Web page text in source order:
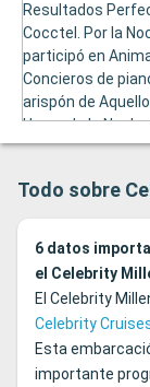
Resultados
Cocctel. Por la
participó en
Concieros de
arispón de
Horas de la
Acoge Subastas
Todo sobre
6 datos
el Celebrity
El Celebrity
Celebrity
Esta
importante